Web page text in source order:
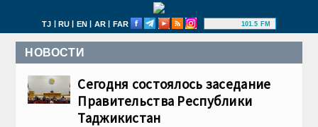
TJ | RU | EN | AR | FAR 101.5 FM
НОВОСТИ
Сегодня состоялось заседание
Правительства Республики
Таджикистан